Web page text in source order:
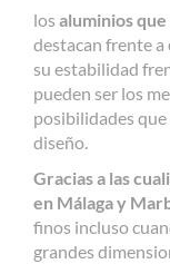
los aluminios
destacan frente
su estabilidad
pueden ser los
posibilidades que
diseño.
Gracias a las
en Málaga y
finos incluso
grandes